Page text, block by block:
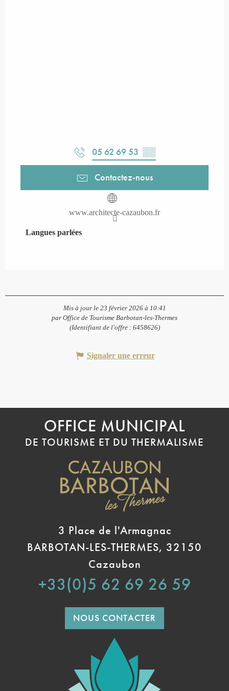
05 62 69 53 ▒▒
Contactez-nous
www.architecte-cazaubon.fr
Langues parlées
Langues parlées
Mis à jour le 23 février 2026 à 10:41
par Office de Tourisme Barbotan-les-Thermes
(Identifiant de l'offre : 6458626)
Signaler une erreur
OFFICE MUNICIPAL
DE TOURISME ET DU THERMALISME
3 Place de l'Armagnac
BARBOTAN-LES-THERMES, 32150
Cazaubon
+33(0)5 62 69 26 59
NOUS CONTACTER